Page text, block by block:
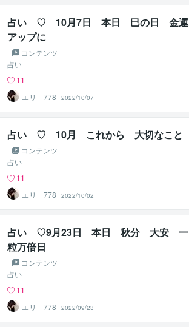
占い ♡ 10月7日 本日 巳の日 金運
アップに
コンテンツ
占い
11
エリ 778
2022/10/07
占い ♡ 10月 これから 大切なこと
コンテンツ
占い
11
エリ 778
2022/10/02
占い ♡9月23日 本日 秋分 大安 一
粒万倍日
コンテンツ
占い
11
エリ 778
2022/09/23